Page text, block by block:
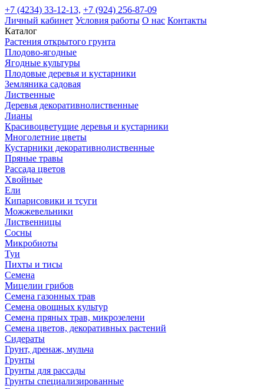
+7 (4234) 33-12-13, +7 (924) 256-87-09
Личный кабинет Условия работы О нас Контакты
Каталог
Растения открытого грунта
Плодово-ягодные
Ягодные культуры
Плодовые деревья и кустарники
Земляника садовая
Лиственные
Деревья декоративнолиственные
Лианы
Красивоцветущие деревья и кустарники
Многолетние цветы
Кустарники декоративнолиственные
Пряные травы
Рассада цветов
Хвойные
Ели
Кипарисовики и тсуги
Можжевельники
Лиственницы
Сосны
Микробиоты
Туи
Пихты и тисы
Семена
Мицелии грибов
Семена газонных трав
Семена овощных культур
Семена пряных трав, микрозелени
Семена цветов, декоративных растений
Сидераты
Грунт, дренаж, мульча
Грунты
Грунты для рассады
Грунты специализированные